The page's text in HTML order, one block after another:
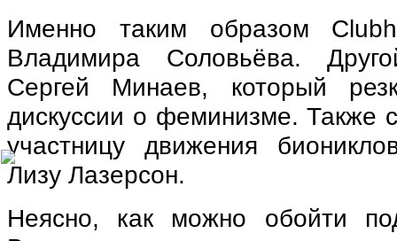
Именно таким образом
Владимира Соловьёва.
Сергей Минаев, который
дискуссии о феминизме. Также
участницу движения
Лизу Лазерсон.
Неясно, как можно обойти